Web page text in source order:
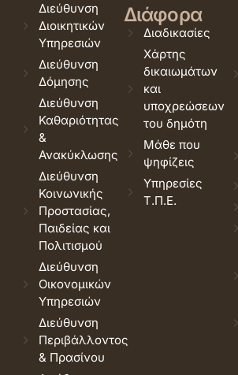
Διεύθυνση
Διοικητικών
Υπηρεσιών
Διεύθυνση
Δόμησης
Διεύθυνση
Καθαριότητας
&
Ανακύκλωσης
Διεύθυνση
Κοινωνικής
Προστασίας,
Παιδείας και
Πολιτισμού
Διεύθυνση
Οικονομικών
Υπηρεσιών
Διεύθυνση
Περιβάλλοντος
& Πρασίνου
Διάφορα
Διαδικασίες
Χάρτης
δικαιωμάτων
και
υποχρεώσεων
του δημότη
Μάθε που
ψηφίζεις
Υπηρεσίες
Τ.Π.Ε.